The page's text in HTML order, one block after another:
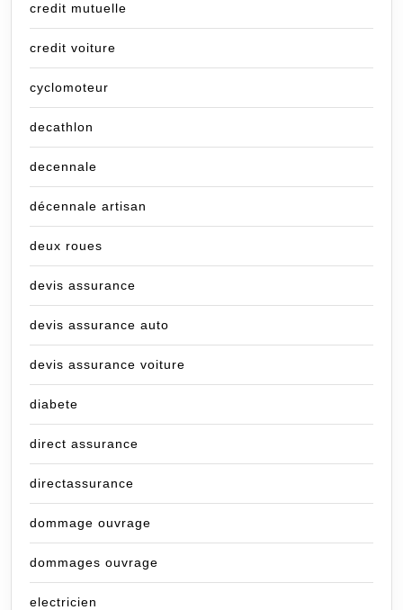
credit mutuelle
credit voiture
cyclomoteur
decathlon
decennale
décennale artisan
deux roues
devis assurance
devis assurance auto
devis assurance voiture
diabete
direct assurance
directassurance
dommage ouvrage
dommages ouvrage
electricien